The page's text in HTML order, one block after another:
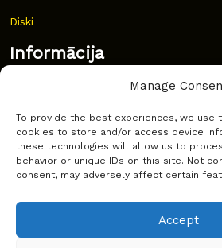
Manage
To provide the best experiences, we use
cookies to store and/or access device
these technologies will allow us to
behavior or unique IDs on this site. Not
consent, may adversely affect certain
Accept
Diski
Informācija
Bieži uzdoti jautājumi
Kur pirkt?
Sīkdatņu politika